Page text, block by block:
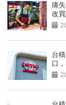
痛
改
血
台
口